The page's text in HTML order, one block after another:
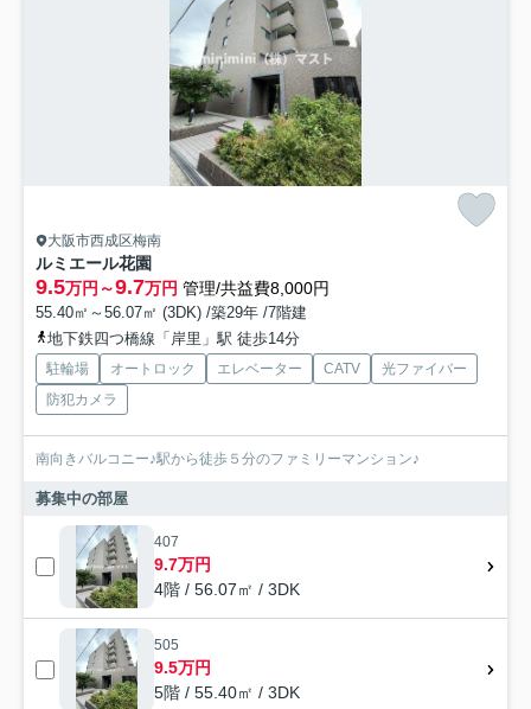
大阪市西成区梅南
ルミエール花園
9.5万円～9.7万円 管理/共益費8,000円
55.40㎡～56.07㎡ (3DK) /築29年 /7階建
地下鉄四つ橋線「岸里」駅 徒歩14分
駐輪場 オートロック エレベーター CATV
光ファイバー
防犯カメラ
南向きバルコニー♪駅から徒歩５分のファミリーマンション♪
募集中の部屋
407
9.7万円
4階 / 56.07㎡ / 3DK
505
9.5万円
5階 / 55.40㎡ / 3DK